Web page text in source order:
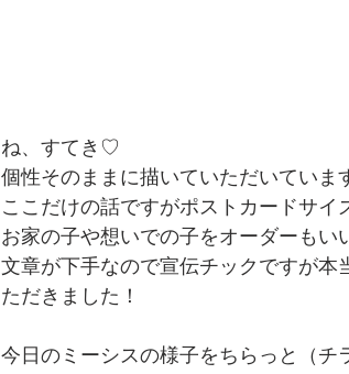
ね、すてき♡
個性そのままに描いていただいていま
ここだけの話ですがポストカードサイ
お家の子や想いでの子をオーダーも
文章が下手なので宣伝チックですが
ただきました！
今日のミーシスの様子をちらっと（チ